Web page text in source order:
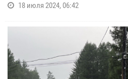
18 июля 2024, 06:42